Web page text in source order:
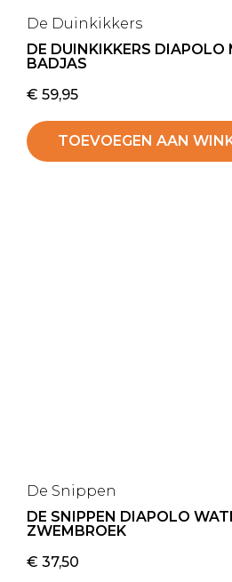
De Duinkikkers
DE DUINKIKKERS DIAPOLO
BADJAS
€ 59,95
TOEVOEGEN AAN
De Snippen
DE SNIPPEN DIAPOLO
ZWEMBROEK
€ 37,50